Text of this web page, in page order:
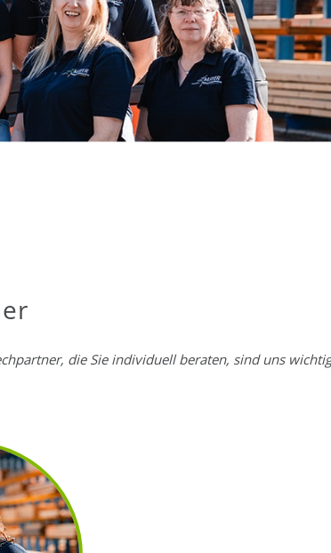
die Sie individuell beraten, sind uns